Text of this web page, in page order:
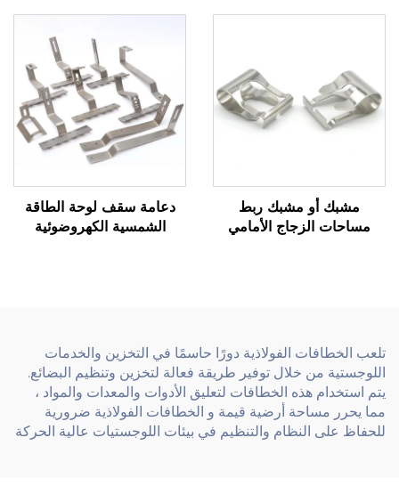
ملحق تركيب ضوئي
مشبك أو مشبك ربط
مساحات الزجاج الأمامي
دعامة سقف لوحة الطاقة
الشمسية الكهروضوئية
تلعب الخطافات الفولاذية دورًا حاسمًا في التخزين والخدمات
اللوجستية من خلال توفير طريقة فعالة لتخزين وتنظيم البضائع.
يتم استخدام هذه الخطافات لتعليق الأدوات والمعدات والمواد ،
مما يحرر مساحة أرضية قيمة و الخطافات الفولاذية ضرورية
للحفاظ على النظام والتنظيم في بيئات اللوجستيات عالية الحركة